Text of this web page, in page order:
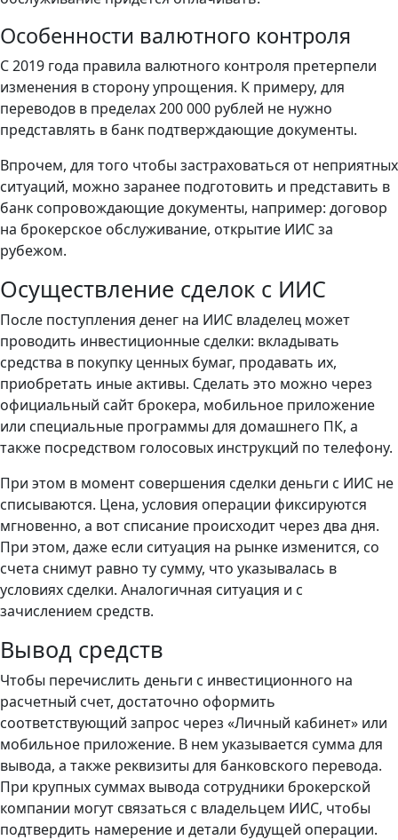
Особенности валютного контроля
С 2019 года правила валютного контроля претерпели
изменения в сторону упрощения. К примеру, для
переводов в пределах 200 000 рублей не нужно
представлять в банк подтверждающие документы.
Впрочем, для того чтобы застраховаться от неприятных
ситуаций, можно заранее подготовить и представить в
банк сопровождающие документы, например: договор
на брокерское обслуживание, открытие ИИС за
рубежом.
Осуществление сделок с ИИС
После поступления денег на ИИС владелец может
проводить инвестиционные сделки: вкладывать
средства в покупку ценных бумаг, продавать их,
приобретать иные активы. Сделать это можно через
официальный сайт брокера, мобильное приложение
или специальные программы для домашнего ПК, а
также посредством голосовых инструкций по телефону.
При этом в момент совершения сделки деньги с ИИС не
списываются. Цена, условия операции фиксируются
мгновенно, а вот списание происходит через два дня.
При этом, даже если ситуация на рынке изменится, со
счета снимут равно ту сумму, что указывалась в
условиях сделки. Аналогичная ситуация и с
зачислением средств.
Вывод средств
Чтобы перечислить деньги с инвестиционного на
расчетный счет, достаточно оформить
соответствующий запрос через «Личный кабинет» или
мобильное приложение. В нем указывается сумма для
вывода, а также реквизиты для банковского перевода.
При крупных суммах вывода сотрудники брокерской
компании могут связаться с владельцем ИИС, чтобы
подтвердить намерение и детали будущей операции.